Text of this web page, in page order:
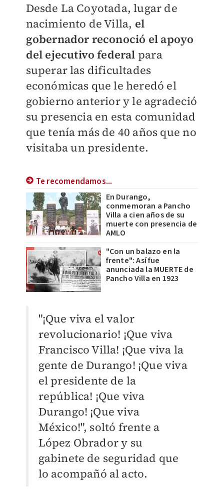
Desde La Coyotada, lugar de
nacimiento de Villa, el
gobernador reconoció el apoyo
del ejecutivo federal para
superar las dificultades
económicas que le heredó el
gobierno anterior y le agradeció
su presencia en esta comunidad
que tenía más de 40 años que no
visitaba un presidente.
Te recomendamos...
En Durango,
conmemoran a Pancho
Villa a cien años de su
muerte con presencia de
AMLO
"Con un balazo en la
frente": Así fue
anunciada la MUERTE de
Pancho Villa en 1923
"¡Que viva el valor
revolucionario! ¡Que viva
Francisco Villa! ¡Que viva la
gente de Durango! ¡Que viva
el presidente de la
república! ¡Que viva
Durango! ¡Que viva
México!", soltó frente a
López Obrador y su
gabinete de seguridad que
lo acompañó al acto.